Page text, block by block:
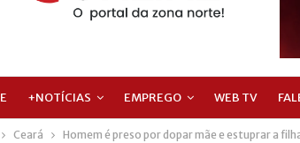
+NOTÍCIAS EMPREGO WEB TV
Ceará Homem é preso por dopar mãe e estuprar a